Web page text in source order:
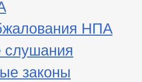
НПА
законы